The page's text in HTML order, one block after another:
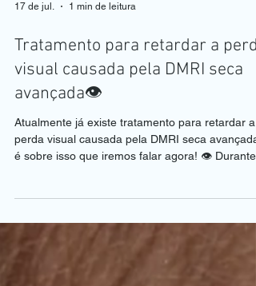
17 de jul. 1 min de leitura
Tratamento para retardar a perda
visual causada pela DMRI seca
avançada👁️
Atualmente já existe tratamento para retardar a
ouviam que “não havia nada a fazer”.
essa realidade mudou. A atrofia geográfica,
avançada da Degeneração Macular Relacionada